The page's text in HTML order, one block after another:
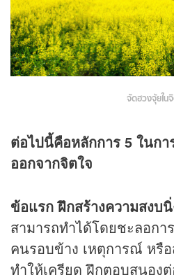
จัดฮวงจุ้ยในจิ
ต่อไปนี้คือหลักการ 5 ในกา
ออกจากจิตใจ
ข้อแรก ฝึกสร้างความสงบ
สามารถทำได้โดยชะลอกา
คนรอบข้าง เหตุการณ์ หรื
ทำให้เครียด ฝึกตอบสนองต่